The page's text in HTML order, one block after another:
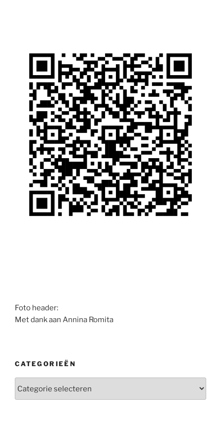
Foto header:
Met dank aan Annina Romita
CATEGORIEËN